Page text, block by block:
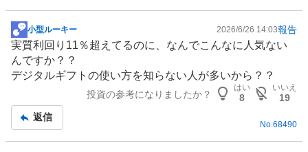
掲
示
板
記
小型ルーキー 2026/6/26 14:03報告
実質利回り11％超えてるのに、なんでこんなに人気ない
んですか？？
デジタルギフトの使い方を知らない人が多いから？？
投資の参考になりましたか？
はい
8
いいえ
19
返信
No. 68490